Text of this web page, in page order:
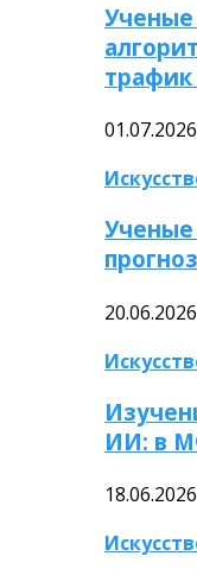
01.07.2026
Ученые
20.06.2026
ИИ: в
18.06.2026